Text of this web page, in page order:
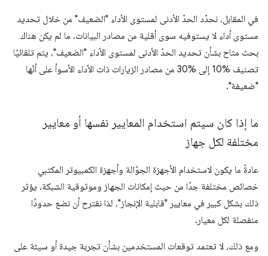
في المقابل، نحدّد الحدّ الأدنى لمستوى الأداء "الضعيف" من خلال تحديد
مستوى أداء لا يستوفيه سوى أقلية من مصادر البيانات. ما لم يكن هناك
بحث متاح بشأن تحديد الحدّ الأدنى لمستوى الأداء "الضعيف"، يتم تلقائيًا
تصنيف %10 إلى %30 من مصادر الزيارات ذات الأداء الأسوأ على أنّها
"ضعيفة".
ما إذا كان سيتم استخدام المعايير نفسها أو معايير
مختلفة لكل جهاز
عادةً ما يكون لاستخدام الأجهزة الجوّالة وأجهزة الكمبيوتر المكتبي
خصائص مختلفة جدًا من حيث إمكانات الجهاز وموثوقية الشبكة. يؤثر
ذلك بشكل كبير في معايير "قابلية الإنجاز"، لذا نقترح أن نضع حدودًا
منفصلة لكل معيار.
ومع ذلك، لا تعتمد توقعات المستخدمين بشأن تجربة جيدة أو سيئة على